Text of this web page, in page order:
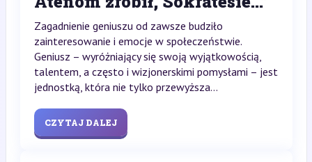
Zagadnienie geniuszu od zawsze budziło
zainteresowanie i emocje w społeczeństwie.
Geniusz – wyróżniający się swoją wyjątkowością,
talentem, a często i wizjonerskimi pomysłami – jest
jednostką, która nie tylko przewyższa...
CZYTAJ DALEJ